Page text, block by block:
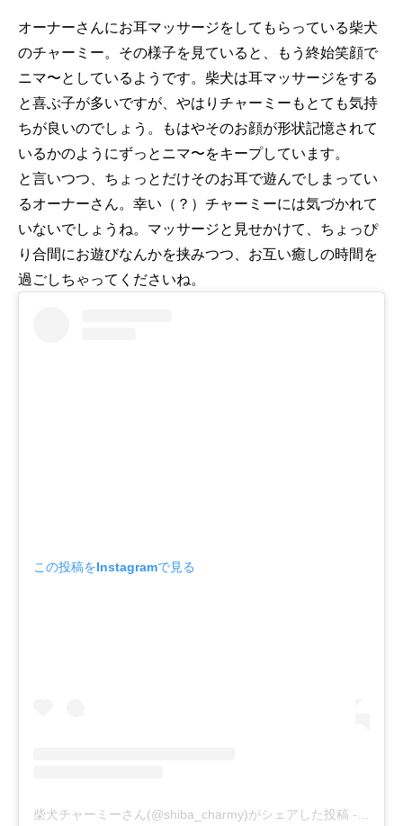
オーナーさんにお耳マッサージをしてもらっている柴犬
のチャーミー。その様子を見ていると、もう終始笑顔で
ニマ〜としているようです。柴犬は耳マッサージをする
と喜ぶ子が多いですが、やはりチャーミーもとても気持
ちが良いのでしょう。もはやそのお顔が形状記憶されて
いるかのようにずっとニマ〜をキープしています。
と言いつつ、ちょっとだけそのお耳で遊んでしまってい
るオーナーさん。幸い（？）チャーミーには気づかれて
いないでしょうね。マッサージと見せかけて、ちょっぴ
り合間にお遊びなんかを挟みつつ、お互い癒しの時間を
過ごしちゃってくださいね。
この投稿をInstagramで見る
柴犬チャーミーさん(@shiba_charmy)がシェアした投稿 -